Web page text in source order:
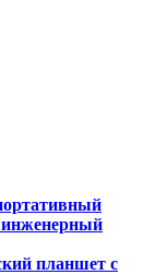
инженерный
планшет с